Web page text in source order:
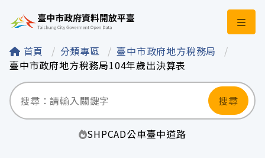
臺中市政府資料開
首頁 分類專區
臺中市政府地方稅務局
臺中市政府地方稅務局104年歲出決算表
搜尋
SHPCAD公車臺中道路